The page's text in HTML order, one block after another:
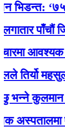
‘७५
पाँचौं जित,
आवश्यक
महसुल
कुलमान एक्लै